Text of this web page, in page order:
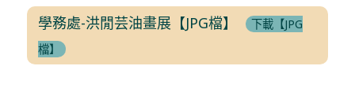
學務處-洪閒芸油畫展【JPG檔】
下載【JPG
檔】